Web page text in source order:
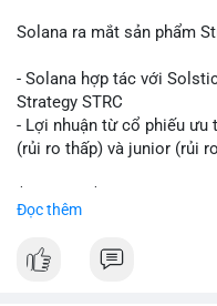
📰 Nguồn: CoinDesk
Solana ra mắt sản phẩm
- Solana hợp tác với
Strategy STRC
- Lợi nhuận từ cổ phiếu
(rủi ro thấp) và junior (rủi
Đọc thêm